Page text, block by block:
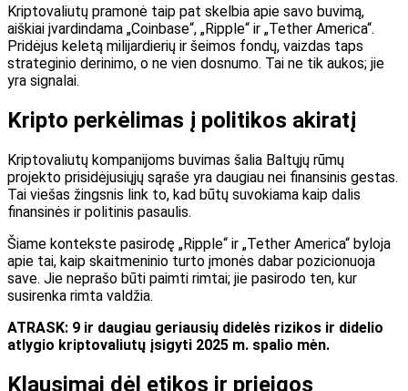
Kriptovaliutų pramonė taip pat skelbia apie savo buvimą,
aiškiai įvardindama „Coinbase“, „Ripple“ ir „Tether America“.
Pridėjus keletą milijardierių ir šeimos fondų, vaizdas taps
strateginio derinimo, o ne vien dosnumo. Tai ne tik aukos; jie
yra signalai.
Kripto perkėlimas į politikos akiratį
Kriptovaliutų kompanijoms buvimas šalia Baltųjų rūmų
projekto prisidėjusiųjų sąraše yra daugiau nei finansinis gestas.
Tai viešas žingsnis link to, kad būtų suvokiama kaip dalis
finansinės ir politinis pasaulis.
Šiame kontekste pasirodę „Ripple“ ir „Tether America“ byloja
apie tai, kaip skaitmeninio turto įmonės dabar pozicionuoja
save. Jie neprašo būti paimti rimtai; jie pasirodo ten, kur
susirenka rimta valdžia.
ATRASK: 9 ir daugiau geriausių didelės rizikos ir didelio
atlygio kriptovaliutų įsigyti 2025 m. spalio mėn.
Klausimai dėl etikos ir prieigos